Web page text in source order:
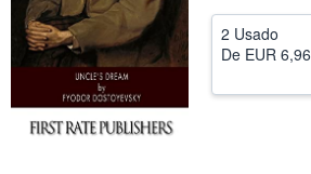
CERRAR
2 Usado
De EUR 6,96